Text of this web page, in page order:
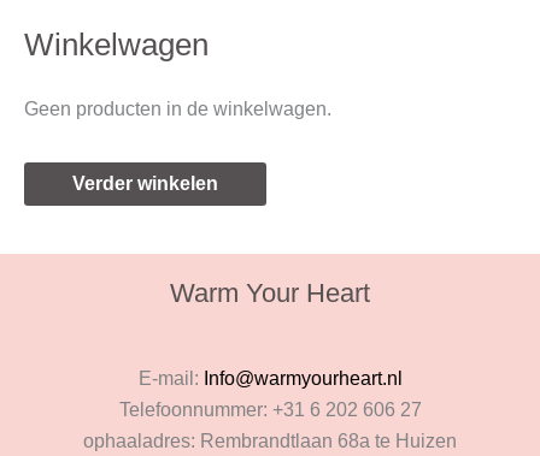
Winkelwagen
Geen producten in de winkelwagen.
Verder winkelen
Warm Your Heart
E-mail: Info@warmyourheart.nl
Telefoonnummer: +31 6 202 606 27
ophaaladres: Rembrandtlaan 68a te Huizen